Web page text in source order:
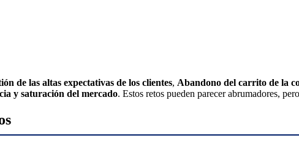
de las altas expectativas de los clientes, Abandono del carrito de la
y saturación del mercado. Estos retos pueden parecer abrumadores,